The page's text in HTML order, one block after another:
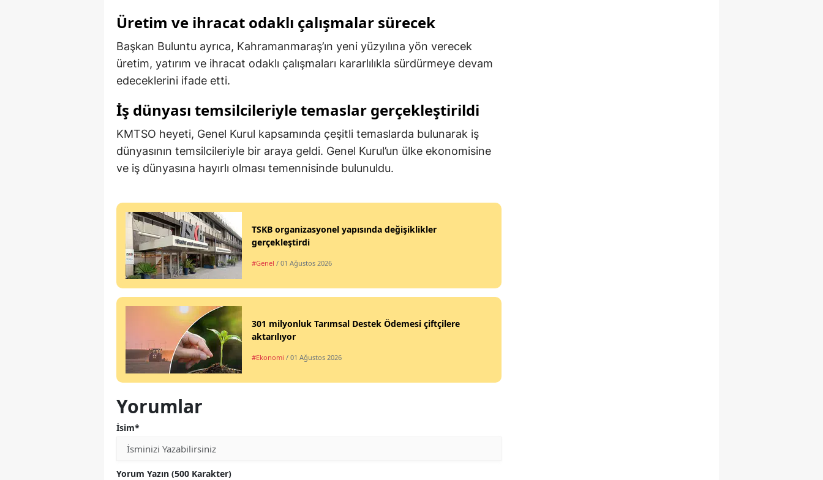
Kırşehir
Konya
Kütahya
Mardin
Rize
Üretim ve ihracat odaklı çalışmalar sürecek
Başkan Buluntu ayrıca, Kahramanmaraş’ın yeni yüzyılına yön verecek
üretim, yatırım ve ihracat odaklı çalışmaları kararlılıkla sürdürmeye devam
edeceklerini ifade etti.
İş dünyası temsilcileriyle temaslar gerçekleştirildi
KMTSO heyeti, Genel Kurul kapsamında çeşitli temaslarda bulunarak iş
dünyasının temsilcileriyle bir araya geldi. Genel Kurul’un ülke ekonomisine
ve iş dünyasına hayırlı olması temennisinde bulunuldu.
TSKB organizasyonel yapısında değişiklikler
gerçekleştirdi
#Genel / 01 Ağustos 2026
301 milyonluk Tarımsal Destek Ödemesi çiftçilere
aktarılıyor
#Ekonomi / 01 Ağustos 2026
Yorumlar
İsim*
Yorum Yazın (500 Karakter)